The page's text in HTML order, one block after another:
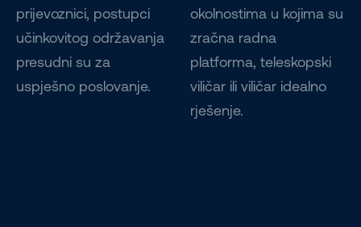
prijevoznici, postupci
učinkovitog održavanja
presudni su za
uspješno poslovanje.
okolnostima u kojima su
zračna radna
platforma, teleskopski
viličar ili viličar idealno
rješenje.